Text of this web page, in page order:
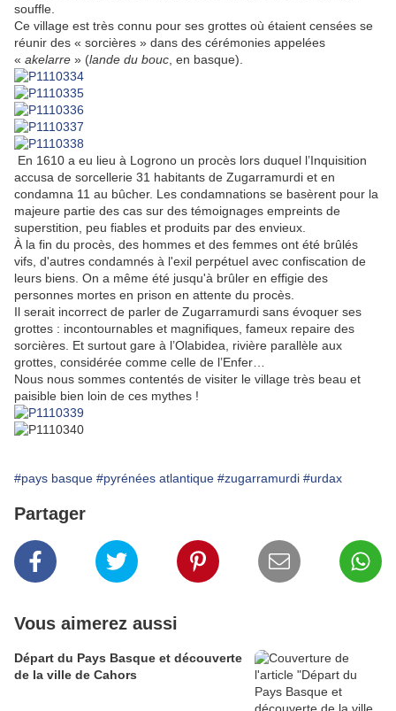
souffle.
Ce village est très connu pour ses grottes où étaient censées se
réunir des « sorcières » dans des cérémonies appelées
« akelarre » (lande du bouc , en basque).
En 1610 a eu lieu à Logrono un procès lors duquel l’Inquisition
accusa de sorcellerie 31 habitants de Zugarramurdi et en
condamna 11 au bûcher. Les condamnations se basèrent pour la
majeure partie des cas sur des témoignages empreints de
superstition, peu fiables et produits par des envieux.
À la fin du procès, des hommes et des femmes ont été brûlés
vifs, d'autres condamnés à l'exil perpétuel avec confiscation de
leurs biens. On a même été jusqu'à brûler en effigie des
personnes mortes en prison en attente du procès.
Il serait incorrect de parler de Zugarramurdi sans évoquer ses
grottes : incontournables et magnifiques, fameux repaire des
sorcières. Et surtout gare à l’Olabidea, rivière parallèle aux
grottes, considérée comme celle de l’Enfer…
Nous nous sommes contentés de visiter le village très beau et
paisible bien loin de ces mythes !
#pays basque #pyrénées atlantique #zugarramurdi #urdax
Partager
Vous aimerez aussi
Départ du Pays Basque et découverte
de la ville de Cahors